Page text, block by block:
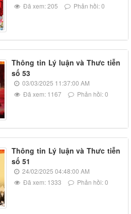
Đã xem: 205
Phản hồi: 0
Thông tin Lý luận và Thưc tiễn
số 53
03/03/2025 11:37:00 AM
Đã xem: 1167
Phản hồi: 0
Thông tin Lý luận và Thưc tiễn
số 51
24/02/2025 04:48:00 AM
Đã xem: 1333
Phản hồi: 0